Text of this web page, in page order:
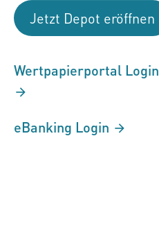
Jetzt Depot eröffnen
Wertpapierportal Login
eBanking Login